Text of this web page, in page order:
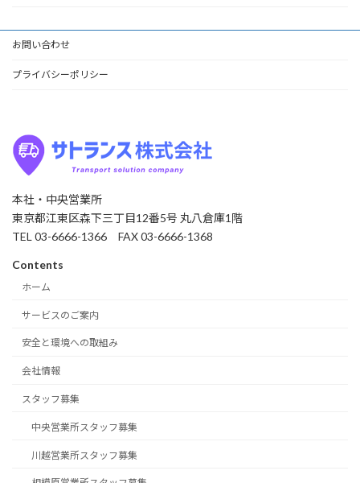
お問い合わせ
プライバシーポリシー
本社・中央営業所
東京都江東区森下三丁目12番5号 丸八倉庫1階
TEL 03-6666-1366 FAX 03-6666-1368
Contents
ホーム
サービスのご案内
安全と環境への取組み
会社情報
スタッフ募集
中央営業所スタッフ募集
川越営業所スタッフ募集